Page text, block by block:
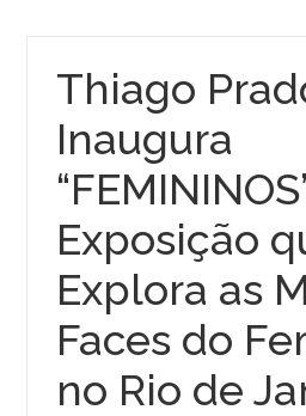
Thiago
Inaugura
Exposição
Explora as
Faces do
no Rio de